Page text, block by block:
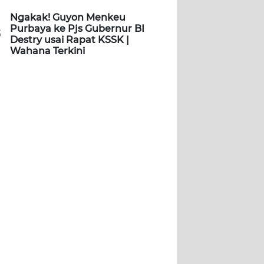
Ngakak! Guyon Menkeu
Purbaya ke Pjs Gubernur BI
Destry usai Rapat KSSK |
Wahana Terkini